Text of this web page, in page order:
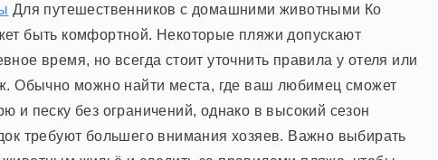
Для путешественников с домашними животными Ко
быть комфортной. Некоторые пляжи допускают
время, но всегда стоит уточнить правила у отеля или
Обычно можно найти места, где ваш любимец сможет
и песку без ограничений, однако в высокий сезон
требуют большего внимания хозяев. Важно выбирать